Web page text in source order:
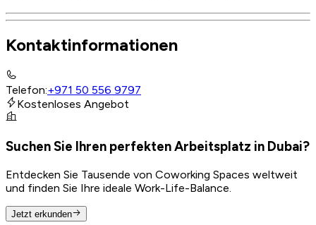
Kontaktinformationen
Telefon:+971 50 556 9797
Kostenloses Angebot
Suchen Sie Ihren perfekten Arbeitsplatz in Dubai?
Entdecken Sie Tausende von Coworking Spaces weltweit
und finden Sie Ihre ideale Work-Life-Balance.
Jetzt erkunden